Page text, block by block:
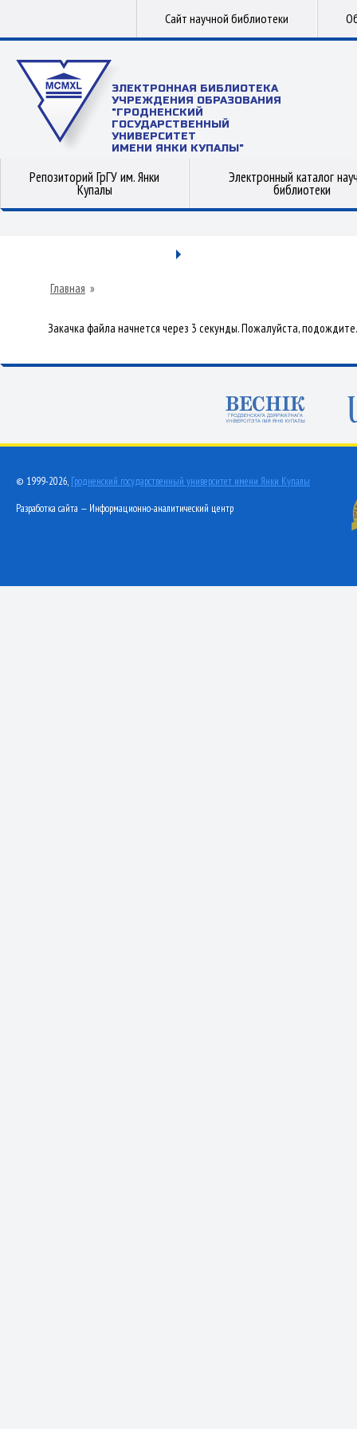
Сайт научной библиотеки
ЭЛЕКТРОННАЯ БИБЛИОТЕКА
УЧРЕЖДЕНИЯ ОБРАЗОВАНИЯ
"ГРОДНЕНСКИЙ
ГОСУДАРСТВЕННЫЙ
УНИВЕРСИТЕТ
ИМЕНИ ЯНКИ КУПАЛЫ"
Репозиторий ГрГУ им. Янки
Купалы
Электронный каталог
библиотеки
Главная »
Закачка файла начнется через 3 секунды. Пожалуйста, подождите.
© 1999-2026, Гродненский государственный университет имени Янки Купалы
Разработка сайта — Информационно-аналитический центр